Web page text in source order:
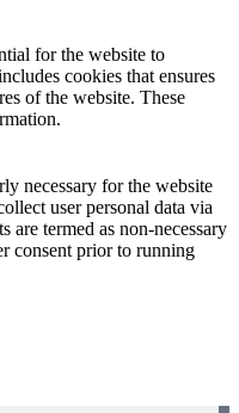
for the website to
cookies that ensures
of the website. These
necessary for the website
user personal data via
are termed as non-necessary
consent prior to running